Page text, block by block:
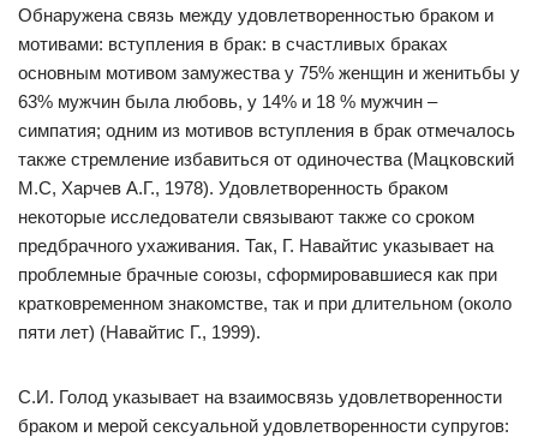
Обнаружена связь между удовлетворенностью браком и
мотивами: вступления в брак: в счастливых браках
основным мотивом замужества у 75% женщин и женитьбы у
63% мужчин была любовь, у 14% и 18 % мужчин –
симпатия; одним из мотивов вступления в брак отмечалось
также стремление избавиться от одиночества (Мацковский
М.С, Харчев А.Г., 1978). Удовлетворенность браком
некоторые исследователи связывают также со сроком
предбрачного ухаживания. Так, Г. Навайтис указывает на
проблемные брачные союзы, сформировавшиеся как при
кратковременном знакомстве, так и при длительном (около
пяти лет) (Навайтис Г., 1999).
С.И. Голод указывает на взаимосвязь удовлетворенности
браком и мерой сексуальной удовлетворенности супругов: